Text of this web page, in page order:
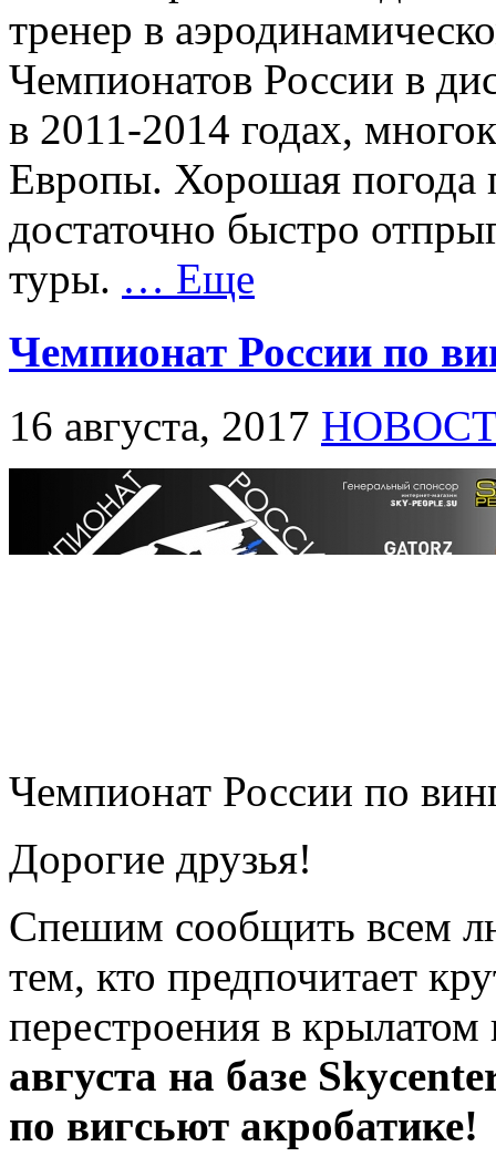
тренер в
Чемпионатов России в
в 2011-2014 годах,
Европы. Хорошая погода
достаточно быстро
туры. … Еще
Чемпионат России по
16 августа, 2017
Чемпионат России по
Дорогие друзья!
Спешим сообщить всем
тем, кто предпочитает
перестроения в
августа на базе
по вигсьют акробатике!